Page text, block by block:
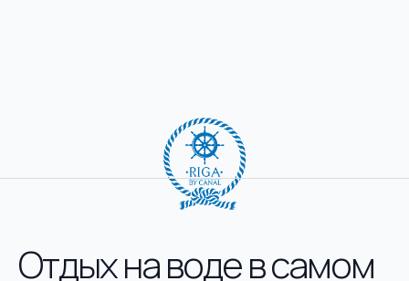
Отдых на воде в самом